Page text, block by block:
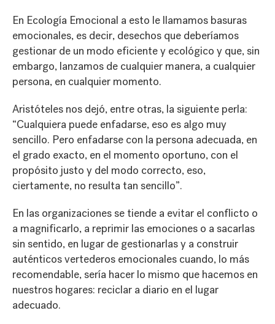
En Ecología Emocional a esto le llamamos basuras
emocionales, es decir, desechos que deberíamos
gestionar de un modo eficiente y ecológico y que, sin
embargo, lanzamos de cualquier manera, a cualquier
persona, en cualquier momento.
Aristóteles nos dejó, entre otras, la siguiente perla:
“Cualquiera puede enfadarse, eso es algo muy
sencillo. Pero enfadarse con la persona adecuada, en
el grado exacto, en el momento oportuno, con el
propósito justo y del modo correcto, eso,
ciertamente, no resulta tan sencillo”.
En las organizaciones se tiende a evitar el conflicto o
a magnificarlo, a reprimir las emociones o a sacarlas
sin sentido, en lugar de gestionarlas y a construir
auténticos vertederos emocionales cuando, lo más
recomendable, sería hacer lo mismo que hacemos en
nuestros hogares: reciclar a diario en el lugar
adecuado.